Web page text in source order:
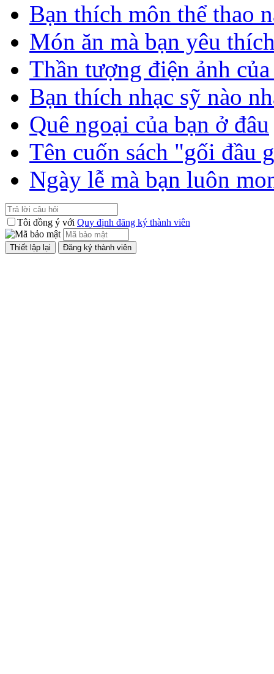
Bạn thích môn thể thao
Món ăn mà bạn yêu
Thần tượng điện ảnh
Bạn thích nhạc sỹ nào
Quê ngoại của bạn ở đâu
Tên cuốn sách "gối đầu
Ngày lễ mà bạn luôn
Tôi đồng ý với Quy định đăng ký thành viên